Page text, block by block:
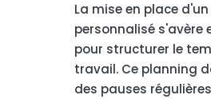
La mise en place
personnalisé s'avère
pour structurer le
travail. Ce planning
des pauses